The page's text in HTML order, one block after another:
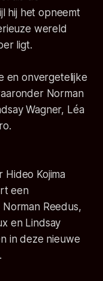
hij het opneemt
wereld
ligt.
en onvergetelijke
Norman
Wagner, Léa
Hideo Kojima
een
Reedus,
en Lindsay
in deze nieuwe